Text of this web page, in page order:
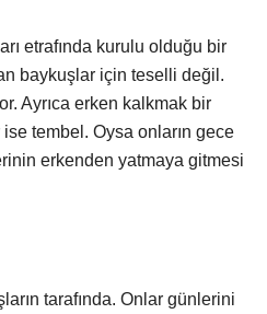
etrafında kurulu olduğu bir
baykuşlar için teselli değil.
Ayrıca erken kalkmak bir
ise tembel. Oysa onların gece
erkenden yatmaya gitmesi
tarafında. Onlar günlerini